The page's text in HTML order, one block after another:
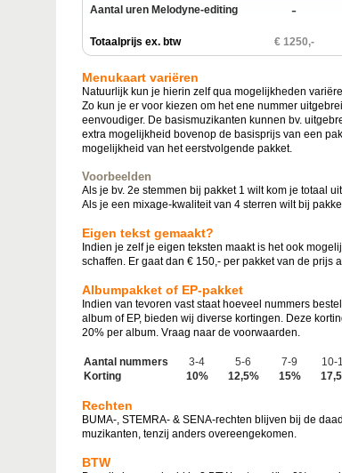
Aantal uren Melodyne-editing
-
Totaalprijs ex. btw € 1250,-
Menukaart variëren
Natuurlijk kun je hierin zelf qua mogelijkheden
Zo kun je er voor kiezen om het ene nummer
eenvoudiger. De basismuzikanten kunnen bv.
extra mogelijkheid bovenop de basisprijs van een
mogelijkheid van het eerstvolgende pakket.
Voorbeelden
Als je bv. 2e stemmen bij pakket 1 wilt kom je totaal
Als je een mixage-kwaliteit van 4 sterren wilt bij
Eigen tekst gemaakt?
Indien je zelf je eigen teksten maakt is het ook
schaffen. Er gaat dan € 150,- per pakket van de prijs
Albumpakket of EP-pakket
Indien van tevoren vast staat hoeveel nummers
album of EP, bieden wij diverse kortingen. Deze
20% per album. Vraag naar de voorwaarden.
Aantal nummers 3-4 5-6 7-9 10-
Korting
10% 12,5% 15%
Rechten
BUMA-, STEMRA- & SENA-rechten blijven bij de
muzikanten, tenzij anders overeengekomen.
BTW